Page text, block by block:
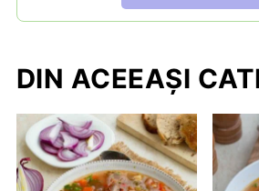
DIN ACEEAȘI